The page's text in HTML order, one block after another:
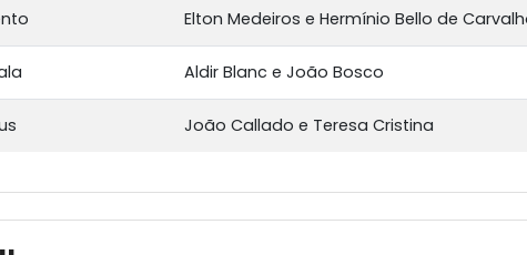
Elton Medeiros e Hermínio Bello de
Aldir Blanc e João Bosco
João Callado e Teresa Cristina